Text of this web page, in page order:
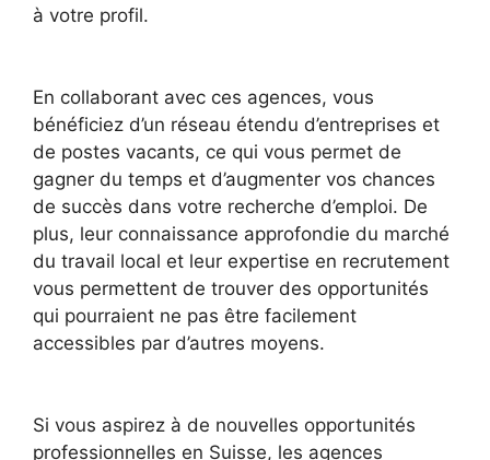
à votre profil.
En collaborant avec ces agences, vous
bénéficiez d’un réseau étendu d’entreprises et
de postes vacants, ce qui vous permet de
gagner du temps et d’augmenter vos chances
de succès dans votre recherche d’emploi. De
plus, leur connaissance approfondie du marché
du travail local et leur expertise en recrutement
vous permettent de trouver des opportunités
qui pourraient ne pas être facilement
accessibles par d’autres moyens.
Si vous aspirez à de nouvelles opportunités
professionnelles en Suisse, les agences